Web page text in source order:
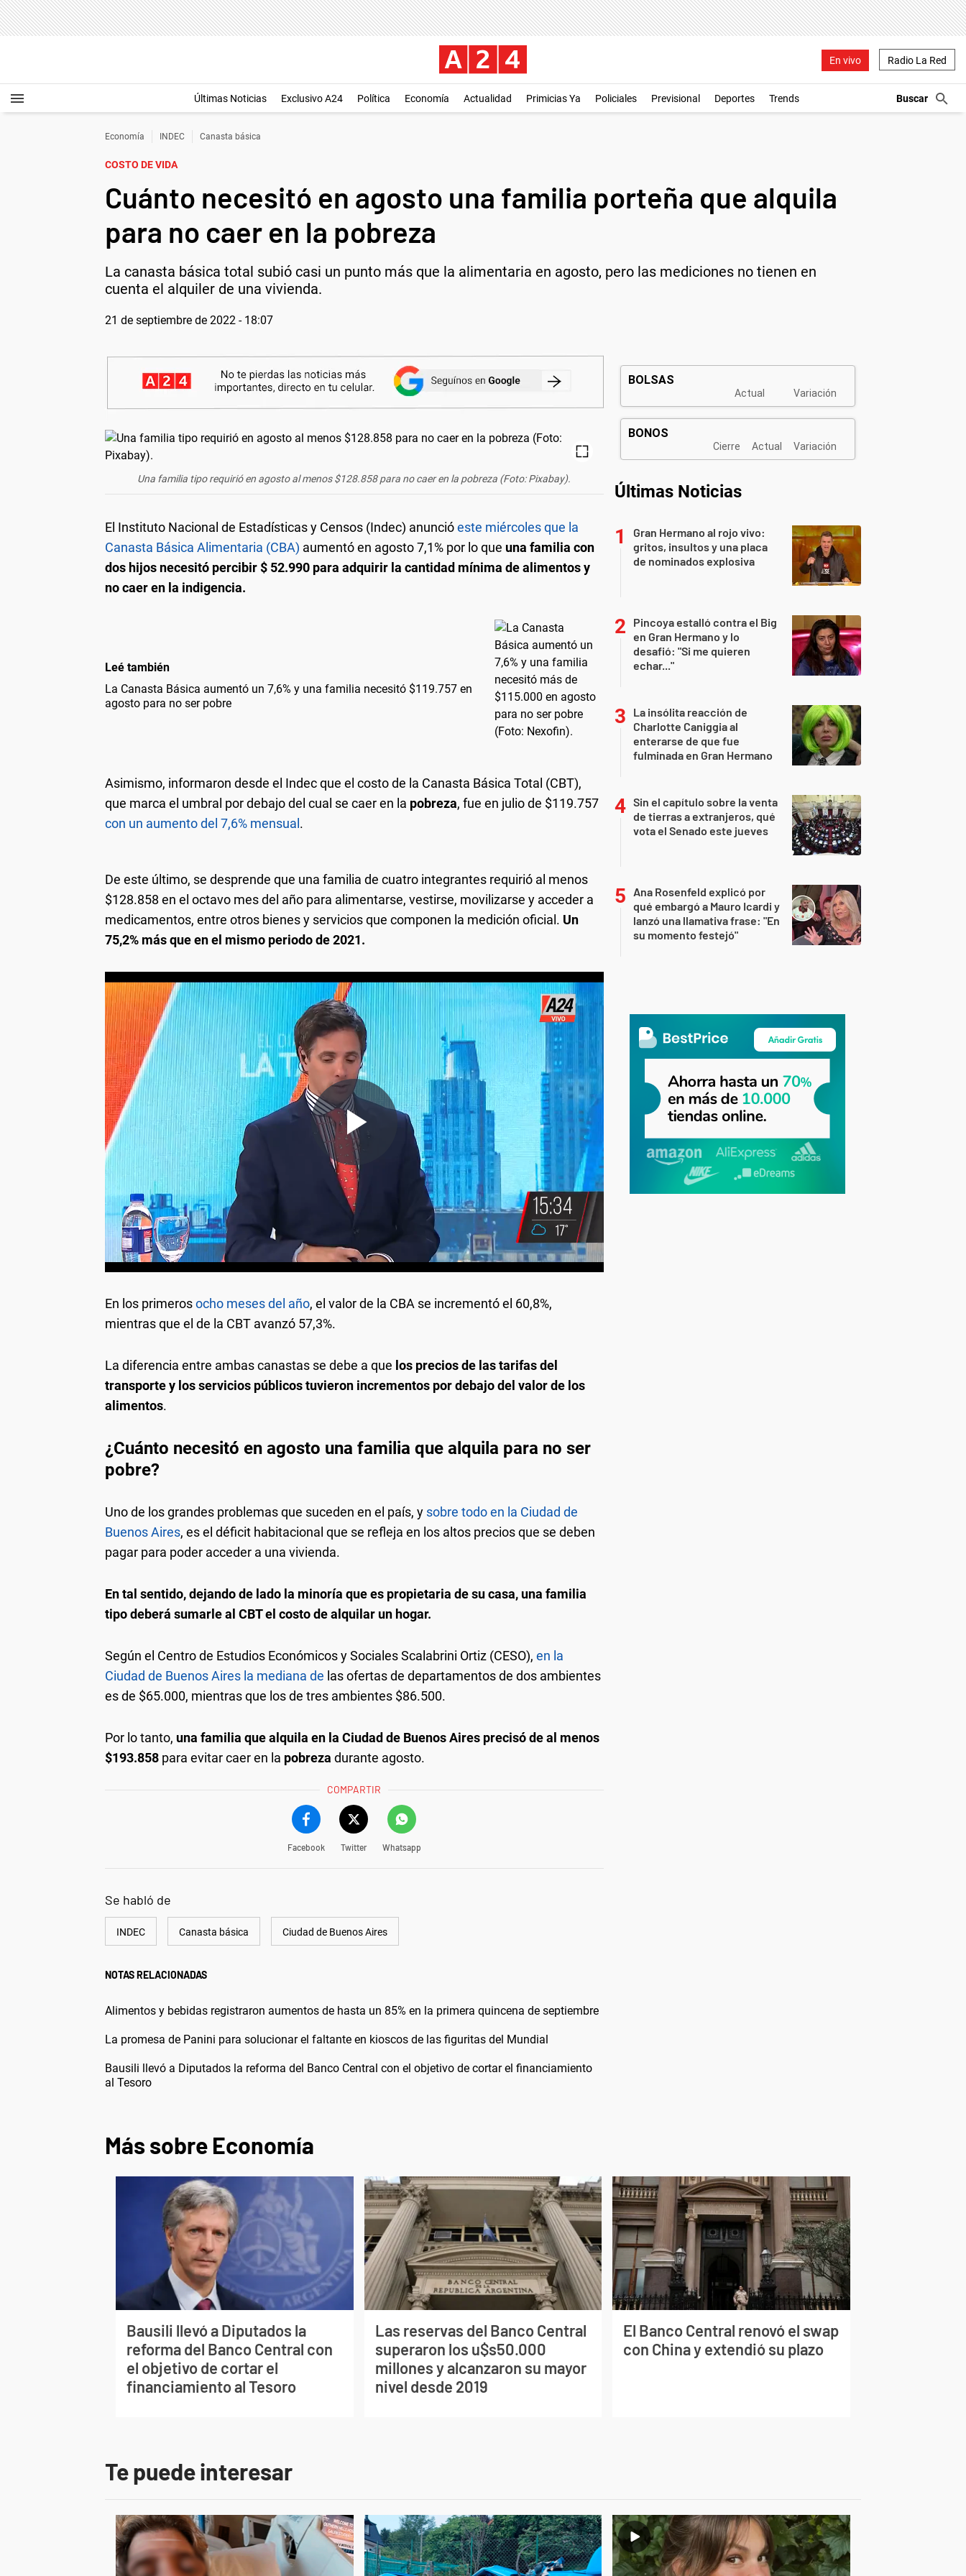
En vivo Radio La Red
Últimas Noticias Exclusivo A24 Política Economía Actualidad Primicias Ya Policiales Previsional Deportes Trends
Economía INDEC Canasta básica
COSTO DE VIDA
Cuánto necesitó en agosto una familia porteña que alquila
para no caer en la pobreza
La canasta básica total subió casi un punto más que la alimentaria en agosto, pero las mediciones no tienen en
cuenta el alquiler de una vivienda.
21 de septiembre de 2022 - 18:07
Una familia tipo requirió en agosto al menos $128.858 para no caer en la pobreza (Foto: Pixabay).
El Instituto Nacional de Estadísticas y Censos (Indec) anuncióeste miércoles que la
Canasta Básica Alimentaria (CBA) aumentó en agosto 7,1% por lo que una familia con
dos hijos necesitó percibir $ 52.990 para adquirir la cantidad mínima de alimentos y
no caer en la indigencia.
Leé también
La Canasta Básica aumentó un 7,6% y una familia necesitó $119.757 en
agosto para no ser pobre
Asimismo, informaron desde el Indec que el costo de la Canasta Básica Total (CBT),
que marca el umbral por debajo del cual se caer en la pobreza, fue en julio de $119.757
con un aumento del 7,6% mensual .
De este último, se desprende que una familia de cuatro integrantes requirió al menos
$128.858 en el octavo mes del año para alimentarse, vestirse, movilizarse y acceder a
medicamentos, entre otros bienes y servicios que componen la medición oficial. Un
75,2% más que en el mismo periodo de 2021.
En los primerosocho meses del año, el valor de la CBA se incrementó el 60,8%,
mientras que el de la CBT avanzó 57,3%.
La diferencia entre ambas canastas se debe a que los precios de las tarifas del
transporte y los servicios públicos tuvieron incrementos por debajo del valor de los
alimentos.
¿Cuánto necesitó en agosto una familia que alquila para no ser
pobre?
Uno de los grandes problemas que suceden en el país, y sobre todo en la Ciudad de
Buenos Aires, es el déficit habitacional que se refleja en los altos precios que se deben
pagar para poder acceder a una vivienda.
En tal sentido, dejando de lado la minoría que es propietaria de su casa, una familia
tipo deberá sumarle al CBT el costo de alquilar un hogar.
Según el Centro de Estudios Económicos y Sociales Scalabrini Ortiz (CESO), en la
Ciudad de Buenos Aires la mediana de las ofertas de departamentos de dos ambientes
es de $65.000, mientras que los de tres ambientes $86.500.
Por lo tanto, una familia que alquila en la Ciudad de Buenos Aires precisó de al menos
$193.858 para evitar caer en la pobreza durante agosto.
COMPARTIR
Facebook Twitter Whatsapp
Se habló de
INDEC Canasta básica Ciudad de Buenos Aires
NOTAS RELACIONADAS
Alimentos y bebidas registraron aumentos de hasta un 85% en la primera quincena de septiembre
La promesa de Panini para solucionar el faltante en kioscos de las figuritas del Mundial
Bausili llevó a Diputados la reforma del Banco Central con el objetivo de cortar el financiamiento
al Tesoro
Últimas Noticias
Gran Hermano al rojo vivo:
gritos, insultos y una placa
de nominados explosiva
Pincoya estalló contra el Big
en Gran Hermano y lo
desafió: "Si me quieren
echar..."
La insólita reacción de
Charlotte Caniggia al
enterarse de que fue
fulminada en Gran Hermano
Sin el capítulo sobre la venta
de tierras a extranjeros, qué
vota el Senado este jueves
Ana Rosenfeld explicó por
qué embargó a Mauro Icardi y
lanzó una llamativa frase: "En
su momento festejó"
Más sobre Economía
Bausili llevó a Diputados la
reforma del Banco Central con
el objetivo de cortar el
financiamiento al Tesoro
Las reservas del Banco Central
superaron los u$s50.000
millones y alcanzaron su mayor
nivel desde 2019
El Banco Central renovó el swap
con China y extendió su plazo
Te puede interesar